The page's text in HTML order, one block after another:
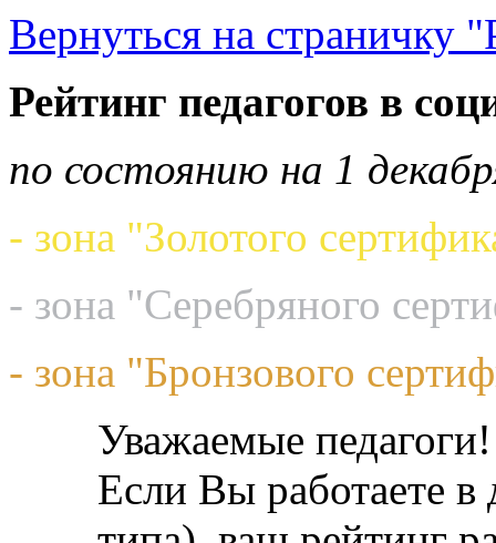
Вернуться на страничку
Рейтинг педагогов в
по состоянию на 1
- зона "Золотого
- зона "Серебряного
- зона "Бронзового
Уважаемые педагоги!
Если Вы работаете